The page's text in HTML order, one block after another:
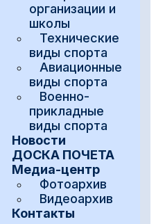
организации и
школы
Технические
виды спорта
Авиационные
виды спорта
Военно-
прикладные
виды спорта
Новости
ДОСКА ПОЧЕТА
Медиа-центр
Фотоархив
Видеоархив
Контакты